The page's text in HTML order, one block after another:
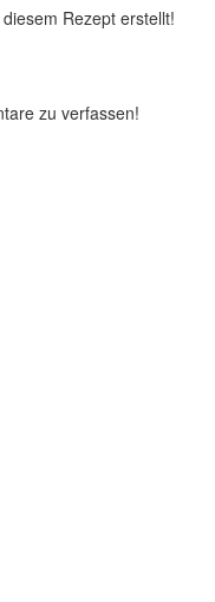
Rezept erstellt!
zu verfassen!